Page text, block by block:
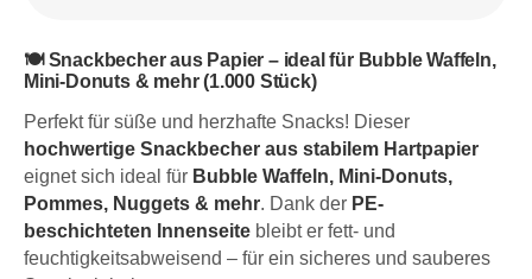
🍽️ Snackbecher aus Papier – ideal für Bubble Waffeln,
Mini-Donuts & mehr (1.000 Stück)
Perfekt für süße und herzhafte Snacks! Dieser
hochwertige Snackbecher aus stabilem Hartpapier
eignet sich ideal für Bubble Waffeln, Mini-Donuts,
Pommes, Nuggets & mehr. Dank der PE-
beschichteten Innenseite bleibt er fett- und
feuchtigkeitsabweisend – für ein sicheres und sauberes